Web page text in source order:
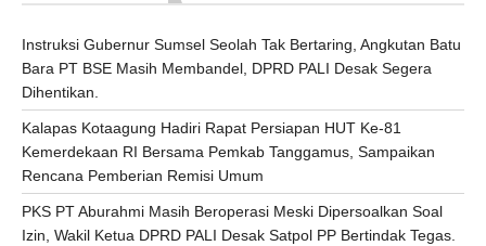
Instruksi Gubernur Sumsel Seolah Tak Bertaring, Angkutan Batu
Bara PT BSE Masih Membandel, DPRD PALI Desak Segera
Dihentikan.
Kalapas Kotaagung Hadiri Rapat Persiapan HUT Ke-81
Kemerdekaan RI Bersama Pemkab Tanggamus, Sampaikan
Rencana Pemberian Remisi Umum
PKS PT Aburahmi Masih Beroperasi Meski Dipersoalkan Soal
Izin, Wakil Ketua DPRD PALI Desak Satpol PP Bertindak Tegas.